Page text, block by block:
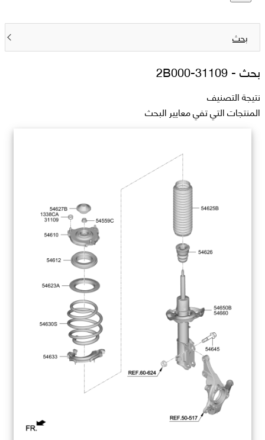
بحث
بحث -31109-2B000
نتيجة التصنيف
المنتجات التي تفي معايير البحث